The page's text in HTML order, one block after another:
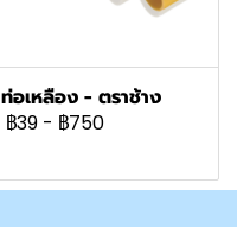
ท่อเหลือง - ตราช้าง
฿39 - ฿750